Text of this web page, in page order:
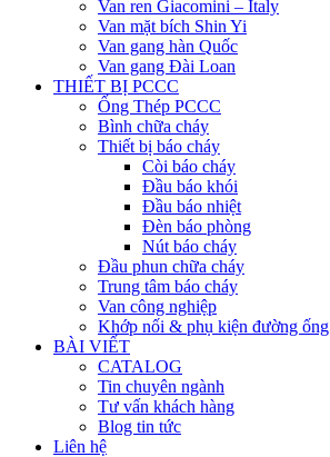
Van ren Giacomini – Italy
Van mặt bích Shin Yi
Van gang hàn Quốc
Van gang Đài Loan
THIẾT BỊ PCCC
Ống Thép PCCC
Bình chữa cháy
Thiết bị báo cháy
Còi báo cháy
Đầu báo khói
Đầu báo nhiệt
Đèn báo phòng
Nút báo cháy
Đầu phun chữa cháy
Trung tâm báo cháy
Van công nghiệp
Khớp nối & phụ kiện đường ống
BÀI VIẾT
CATALOG
Tin chuyên ngành
Tư vấn khách hàng
Blog tin tức
Liên hệ